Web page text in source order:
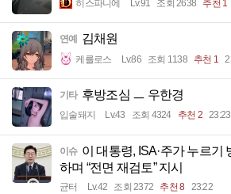
히스파니에 Lv.91 조회 2638 추천 1
연예 김채원
케를로스 Lv.86 조회 1138 추천 1
기타 후방조심 ㅡ 우한경
입술돼지 Lv.43 조회 4324 추천 2 23:23
이슈 이 대통령, ISA·주가 누르기
하며 “전면 재검토” 지시
균터 Lv.42 조회 2372 추천 8 23:22